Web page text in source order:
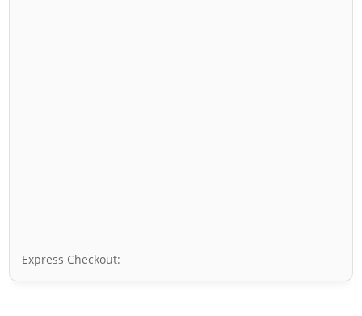
Express Checkout: